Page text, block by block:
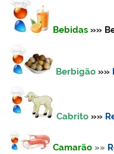
Bebidas »»
Berbigão »»
Cabrito »»
Camarão »»